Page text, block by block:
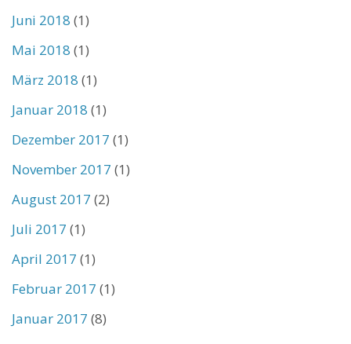
Juni 2018 (1)
Mai 2018 (1)
März 2018 (1)
Januar 2018 (1)
Dezember 2017 (1)
November 2017 (1)
August 2017 (2)
Juli 2017 (1)
April 2017 (1)
Februar 2017 (1)
Januar 2017 (8)